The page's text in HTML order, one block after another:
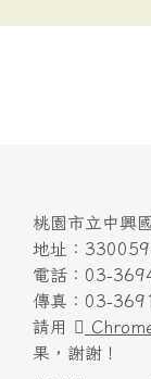
桃園市立中興
地址：
電話：03-
傳真：03-
請用
果，謝謝！